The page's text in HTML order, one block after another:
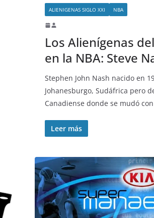
ALIENIGENAS SIGLO XXI NBA
Los Alienígenas
en la NBA: Steve
Stephen John Nash nacido en
Johanesburgo, Sudáfrica pero
Canadiense donde se mudó
Leer más